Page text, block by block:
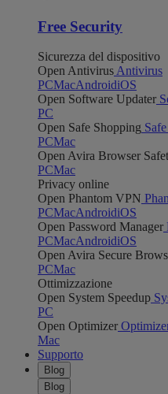
Free Security
Sicurezza del dispositivo
Open Antivirus Antivirus
PCMacAndroidiOS
Open Software Updater
PC
Open Safe Shopping
PCMac
Open Avira Browser
PCMac
Privacy online
Open Phantom VPN
PCMacAndroidiOS
Open Password Manager
PCMacAndroidiOS
Open Avira Secure
PCMac
Ottimizzazione
Open System Speedup
PC
Open Optimizer
Mac
Supporto
Blog
Blog